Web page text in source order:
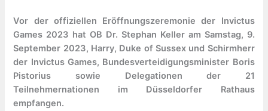
Vor der offiziellen Eröffnungszeremonie der Invictus
Games 2023 hat OB Dr. Stephan Keller am Samstag, 9.
September 2023, Harry, Duke of Sussex und Schirmherr
der Invictus Games, Bundesverteidigungsminister Boris
Pistorius sowie Delegationen der 21
Teilnehmernationen im Düsseldorfer Rathaus
empfangen.